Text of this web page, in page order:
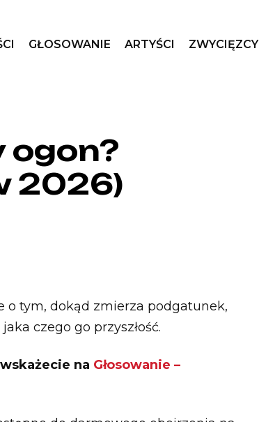
GŁOSOWANIE ARTYŚCI ZWYCIĘZCY
ogon?
2026)
o tym, dokąd zmierza podgatunek,
czego go przyszłość.
na Głosowanie –